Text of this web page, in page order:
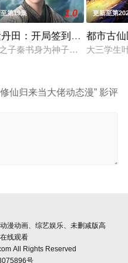
跌落凡尘沦为底层杂役！身
第19集 1.0
丹田：开局签到至尊丹田
子秦书身为神子，却天生凡体
更新至第
都市古
大三学生
修仙归来当大佬动态漫” 影评
漫动画、综艺娱乐、未删减版高
线观看
All Rights Reserved
号